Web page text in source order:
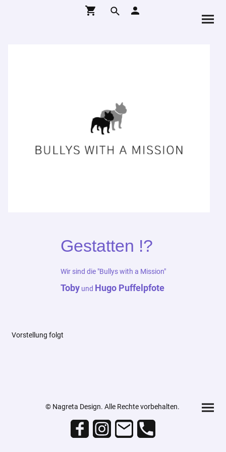
Gestatten !?
Wir sind die "Bullys with a Mission"
Tobyund Hugo Puffelpfote
Vorstellung folgt
© Nagreta Design. Alle Rechte vorbehalten.